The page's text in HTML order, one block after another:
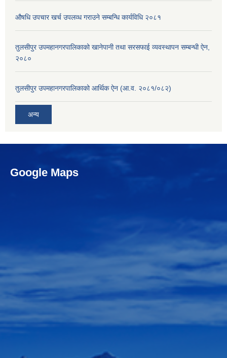
औषधि उपचार खर्च उपलव्ध गराउने सम्बन्धि कार्यविधि २०८१
तुलसीपुर उपमहानगरपालिकाको खानेपानी तथा सरसफाई व्यवस्थापन सम्बन्धी ऐन,
२०८०
तुलसीपुर उपमहानगरपालिकाको आर्थिक ऐन (आ.व. २०८१/०८२)
अन्य
Google Maps